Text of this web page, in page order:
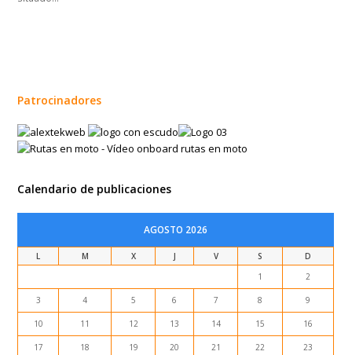
Patrocinadores
Calendario de publicaciones
AGOSTO 2026
L M X J V S
D
1
2
3 4 5 6 7 8 9
10 11 12 13 14 15 16
17 18 19 20 21 22 23